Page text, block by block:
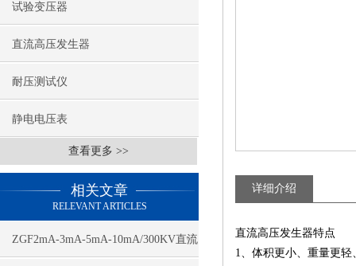
试验变压器
直流高压发生器
耐压测试仪
静电电压表
查看更多 >>
相关文章
RELEVANT ARTICLES
ZGF2mA-3mA-5mA-10mA/300KV直流
详细介绍
直流高压发生器特点
1、体积更小、重量更